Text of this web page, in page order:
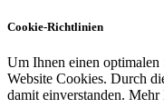
Cookie-Richtlinien
Um Ihnen einen optimalen
Website Cookies. Durch
damit einverstanden.